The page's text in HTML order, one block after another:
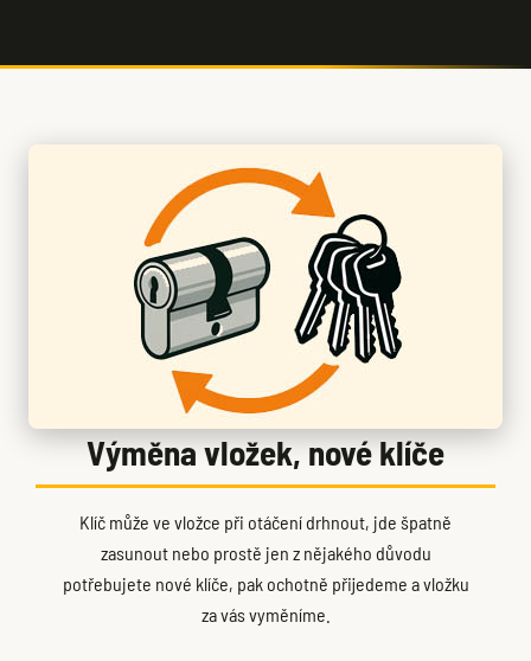
Výměna vložek, nové klíče
Klíč může ve vložce při otáčení drhnout, jde špatně
zasunout nebo prostě jen z nějakého důvodu
potřebujete nové klíče, pak ochotně přijedeme a vložku
za vás vyměníme.